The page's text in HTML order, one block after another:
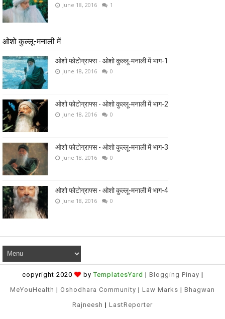
June 18, 2016 1
ओशो कुल्लू-मनाली में
ओशो फोटोग्राफ्स - ओशो कुल्लू-मनाली में भाग-1
June 18, 2016 0
ओशो फोटोग्राफ्स - ओशो कुल्लू-मनाली में भाग-2
June 18, 2016 0
ओशो फोटोग्राफ्स - ओशो कुल्लू-मनाली में भाग-3
June 18, 2016 0
ओशो फोटोग्राफ्स - ओशो कुल्लू-मनाली में भाग-4
June 18, 2016 0
copyright 2020 byTemplatesYard | Blogging Pinay |
MeYouHealth | Oshodhara Community | Law Marks | Bhagwan
Rajneesh | LastReporter